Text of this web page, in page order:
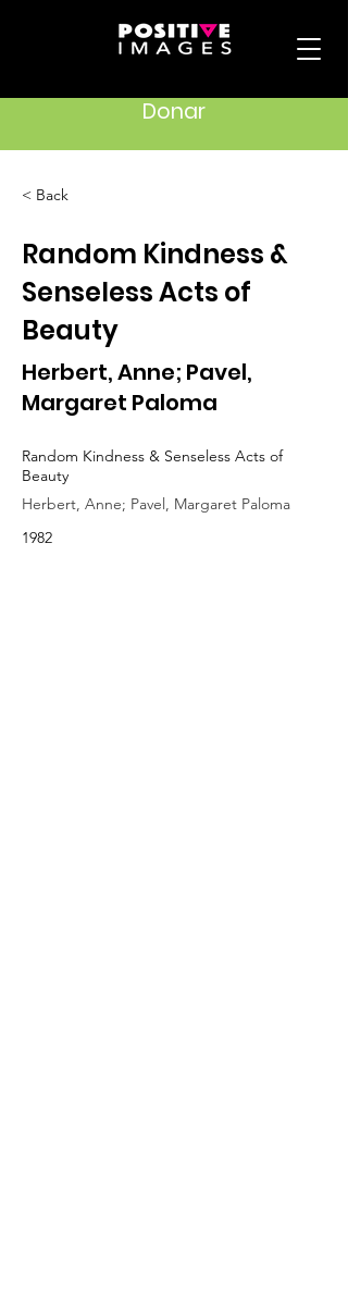
Donar
< Back
Random Kindness &
Senseless Acts of
Beauty
Herbert, Anne; Pavel,
Margaret Paloma
Random Kindness & Senseless Acts of
Beauty
Herbert, Anne; Pavel, Margaret Paloma
1982